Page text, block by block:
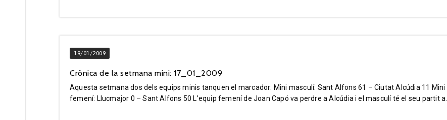
19/01/2009
Crònica de la setmana mini: 17_01_2009
Aquesta setmana dos dels equips minis tanquen el marcador: Mini masculí: Sant Alfons 61 – Ciutat Alcúdia 11 Mini
femení: Llucmajor 0 – Sant Alfons 50 L’equip femení de Joan Capó va perdre a Alcúdia i el masculí té el seu partit a...